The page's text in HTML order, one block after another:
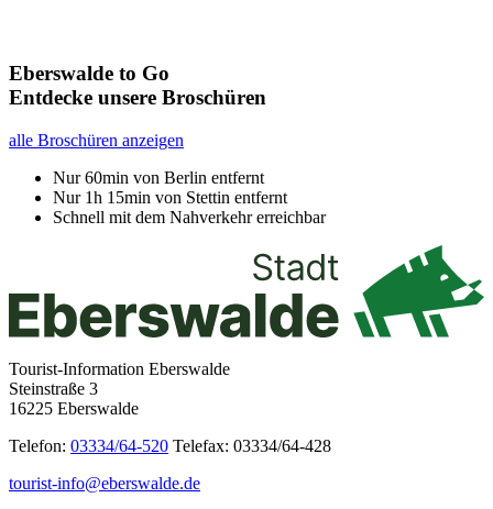
Eberswalde to Go
Entdecke unsere Broschüren
alle Broschüren anzeigen
Nur 60min von Berlin entfernt
Nur 1h 15min von Stettin entfernt
Schnell mit dem Nahverkehr erreichbar
Tourist-Information Eberswalde
Steinstraße 3
16225 Eberswalde
Telefon: 03334/64-520 Telefax: 03334/64-428
tourist-info@eberswalde.de